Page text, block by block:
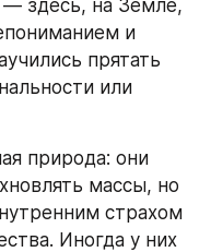
здесь, на Земле,
и
прятать
или
природа: они
массы, но
страхом
Иногда у них